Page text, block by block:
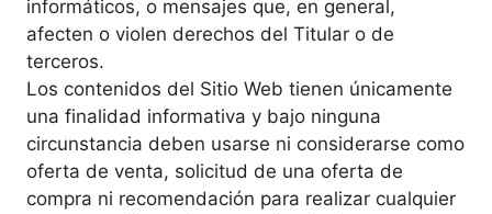
informáticos, o mensajes que, en general,
afecten o violen derechos del Titular o de
terceros.
Los contenidos del Sitio Web tienen únicamente
una finalidad informativa y bajo ninguna
circunstancia deben usarse ni considerarse como
oferta de venta, solicitud de una oferta de
compra ni recomendación para realizar cualquier